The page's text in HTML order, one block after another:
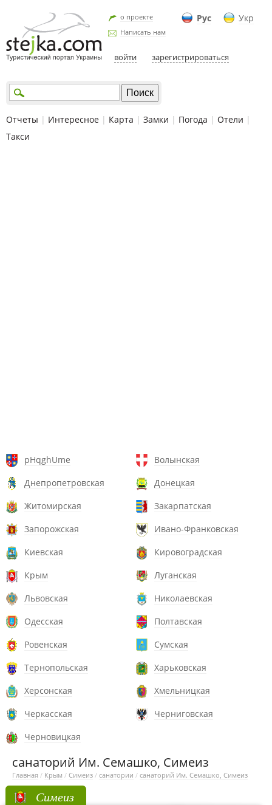
Рус Укр
о проекте
Написать нам
войти зарегистрироваться
Отчеты | Интересное | Карта | Замки | Погода | Отели |
Такси
pHqghUme
Волынская
Днепропетровская
Донецкая
Житомирская
Закарпатская
Запорожская
Ивано-Франковская
Киевская
Кировоградская
Крым
Луганская
Львовская
Николаевская
Одесская
Полтавская
Ровенская
Сумская
Тернопольская
Харьковская
Херсонская
Хмельницкая
Черкасская
Черниговская
Черновицкая
санаторий Им. Семашко, Симеиз
Главная / Крым / Симеиз / санатории / санаторий Им. Семашко, Симеиз
Симеиз